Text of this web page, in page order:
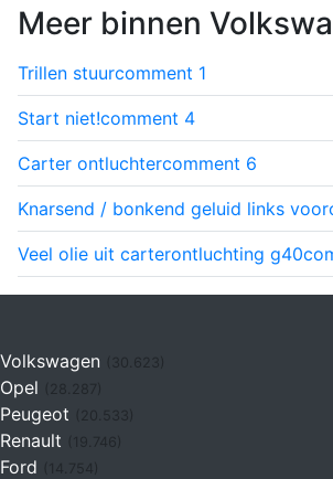
Meer binnen
Trillen stuurcomment 1
Start niet!comment 4
Carter ontluchtercomment 6
Knarsend / bonkend geluid links voor
Veel olie uit carterontluchting g40
Volkswagen (30.623)
Opel
Peugeot
Renault (19.746)
Ford (14.754)